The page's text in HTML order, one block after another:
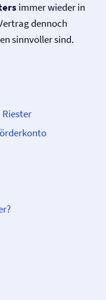
immer wieder in
dennoch
sinnvoller sind.